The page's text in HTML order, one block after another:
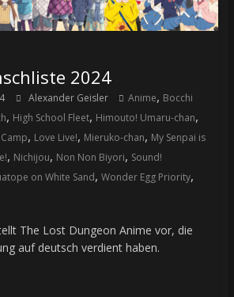
2024
Alexander Geisler Anime, Bocchi
, High School Fleet, Himouto! Umaru-chan,
, Love Live!, Mieruko-chan, My Senpai is
, Nichijou, Non Non Biyori, Sound!
on White Sand, Wonder Egg Priority,
The Lost Dungeon Anime vor, die
auf deutsch verdient haben.